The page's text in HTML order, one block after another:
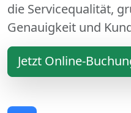
die Servicequalität,
Genauigkeit und
Jetzt Online-